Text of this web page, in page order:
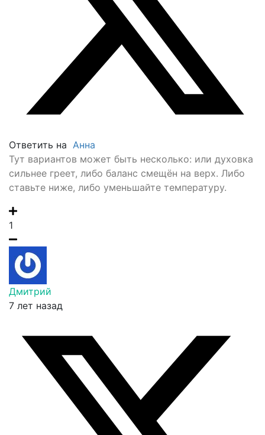
Ответить на Анна
Тут вариантов может быть несколько: или духовка
сильнее греет, либо баланс смещён на верх. Либо
ставьте ниже, либо уменьшайте температуру.
1
Дмитрий
7 лет назад